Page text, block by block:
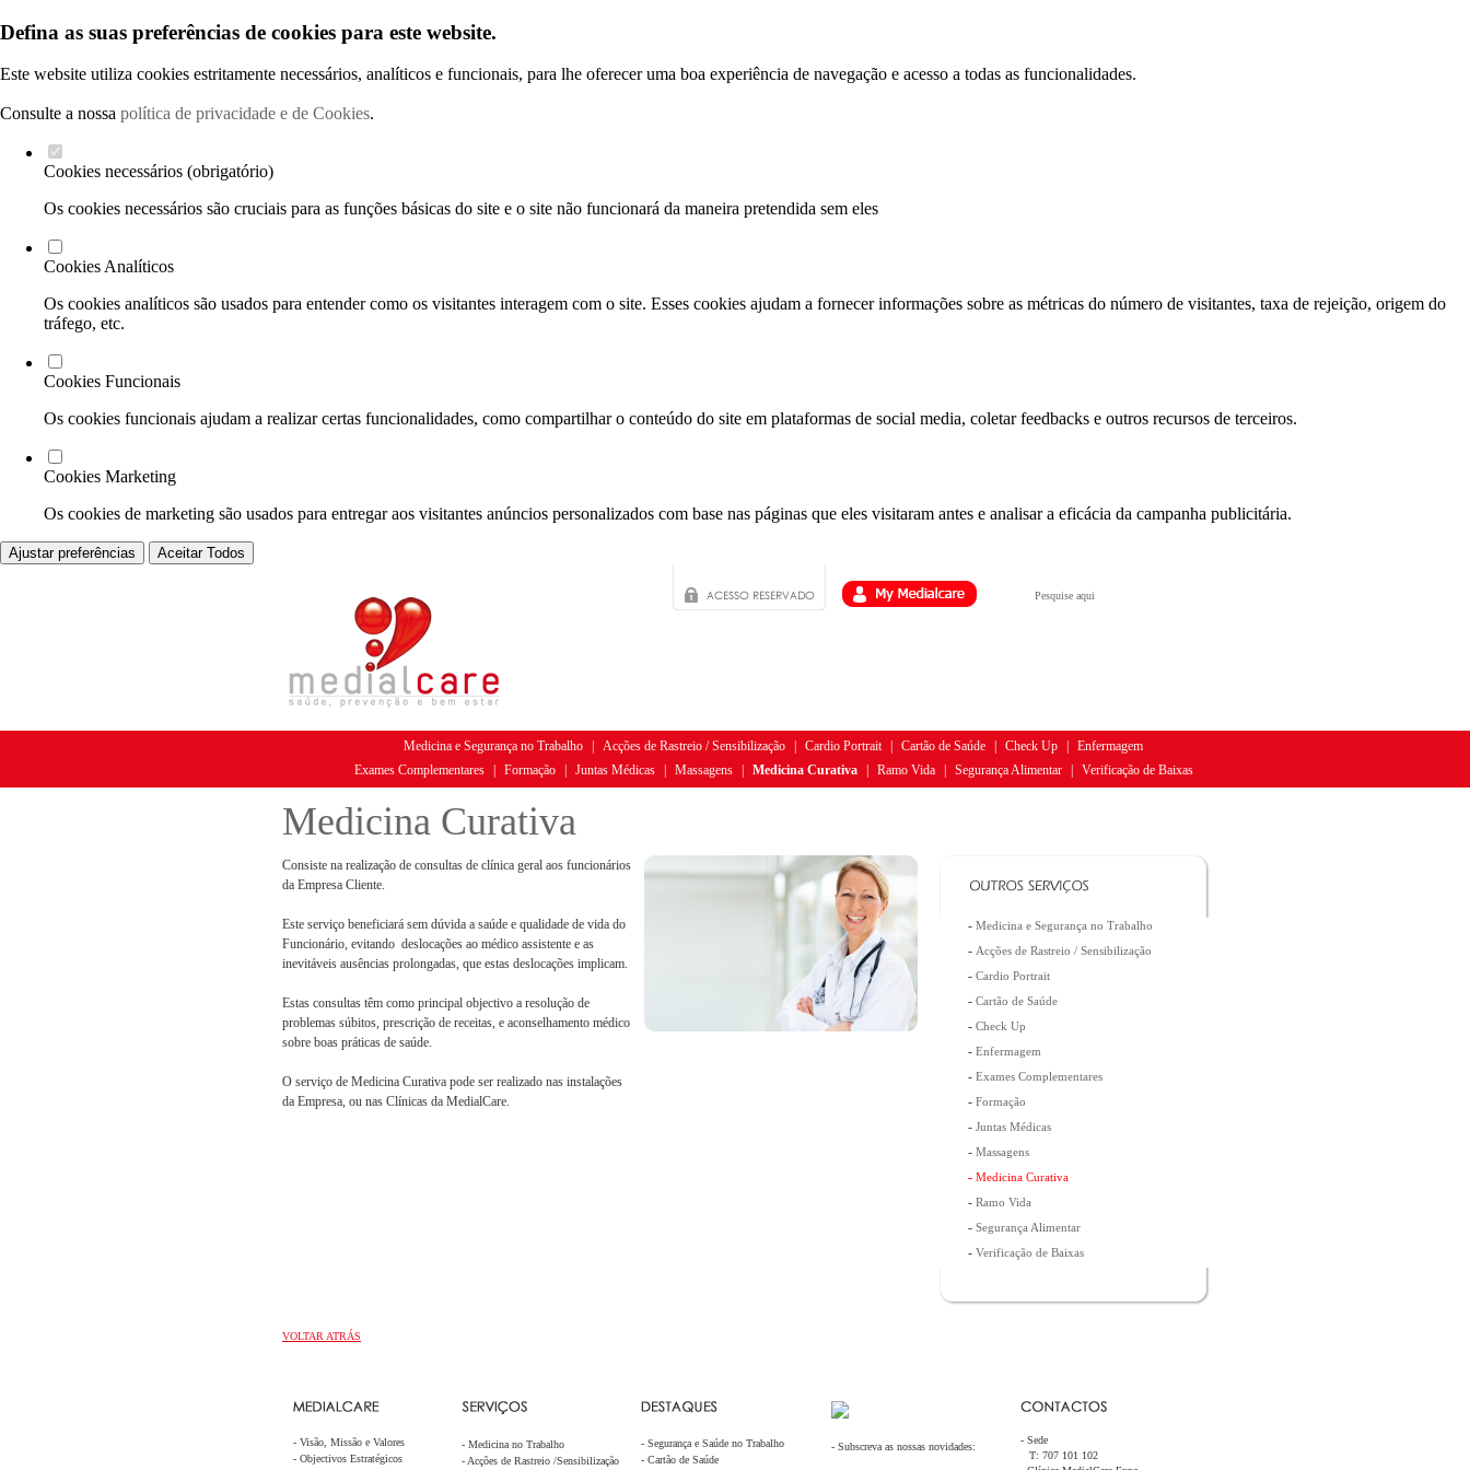
Defina as suas preferências de cookies para este website.
Este website utiliza cookies estritamente necessários, analíticos e funcionais, para lhe oferecer uma boa experiência de navegação e acesso a todas as funcionalidades.
Consulte a nossa política de privacidade e de Cookies.
Cookies necessários (obrigatório)
Os cookies necessários são cruciais para as funções básicas do site e o site não funcionará da maneira pretendida sem eles
Cookies Analíticos
Os cookies analíticos são usados para entender como os visitantes interagem com o site. Esses cookies ajudam a fornecer informações sobre as métricas do número de visitantes, taxa de rejeição, origem do
tráfego, etc.
Cookies Funcionais
Os cookies funcionais ajudam a realizar certas funcionalidades, como compartilhar o conteúdo do site em plataformas de social media, coletar feedbacks e outros recursos de terceiros.
Cookies Marketing
Os cookies de marketing são usados para entregar aos visitantes anúncios personalizados com base nas páginas que eles visitaram antes e analisar a eficácia da campanha publicitária.
Ajustar preferências Aceitar Todos
Medicina e Segurança no Trabalho Acções de Rastreio / Sensibilização Cardio Portrait Cartão de Saúde Check Up
Enfermagem
Exames Complementares
Formação Juntas Médicas Massagens Medicina Curativa Ramo Vida Segurança Alimentar Verificação de Baixas
Medicina Curativa
Consiste na realização de consultas de clínica geral aos funcionários
da Empresa Cliente.
Este serviço beneficiará sem dúvida a saúde e qualidade de vida do
Funcionário, evitando deslocações ao médico assistente e as
inevitáveis ausências prolongadas, que estas deslocações implicam.
Estas consultas têm como principal objectivo a resolução de
problemas súbitos, prescrição de receitas, e aconselhamento médico
sobre boas práticas de saúde.
O serviço de Medicina Curativa pode ser realizado nas instalações
da Empresa, ou nas Clínicas da MedialCare.
- Medicina e Segurança no Trabalho
- Acções de Rastreio / Sensibilização
- Cardio Portrait
- Cartão de Saúde
- Check Up
- Enfermagem
- Exames Complementares
- Formação
- Juntas Médicas
- Massagens
- Medicina Curativa
- Ramo Vida
- Segurança Alimentar
- Verificação de Baixas
VOLTAR ATRÁS
- Visão, Missão e Valores
- Objectivos Estratégicos
- Medicina no Trabalho
-Acções de Rastreio /Sensibilização
- Segurança e Saúde no Trabalho
- Cartão de Saúde
- Subscreva as nossas novidades:
- Sede
T: 707 101 102